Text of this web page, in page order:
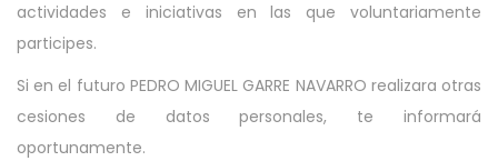
actividades e iniciativas en las que voluntariamente
participes.
Si en el futuro PEDRO MIGUEL GARRE NAVARRO realizara otras
cesiones de datos personales, te informará
oportunamente.